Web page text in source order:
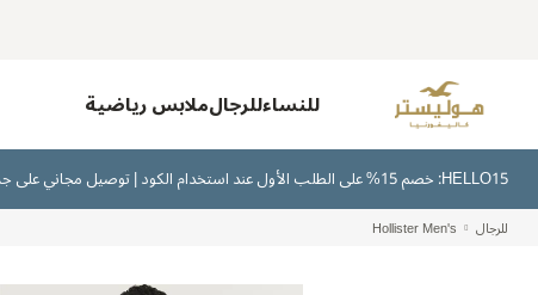
للنساءللرجالملابس رياضية
HELLO15: خصم 15% على الطلب الأول عند استخدام الكود | توصيل مجاني على جميع الطلبات بقيمة 300 ريال سعودي أو أكثر | اشترِ الآن وادفع لاحقًا عبر تابي وتمارا
للرجال Hollister Men's